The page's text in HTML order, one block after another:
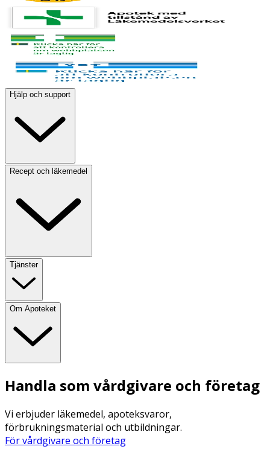
Hjälp och support
Recept och läkemedel
Tjänster
Om Apoteket
Handla som vårdgivare och företag
Vi erbjuder läkemedel, apoteksvaror,
förbrukningsmaterial och utbildningar.
För vårdgivare och företag